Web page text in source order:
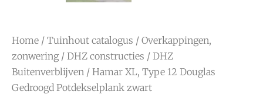
Home / Tuinhout catalogus / Overkappingen,
zonwering/ DHZ constructies / DHZ
Buitenverblijven / Hamar XL, Type 12 Douglas
Gedroogd Potdekselplank zwart